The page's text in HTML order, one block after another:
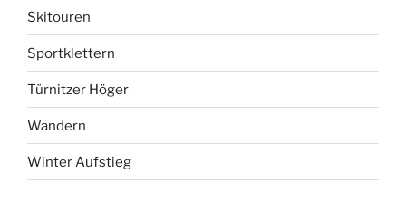
Skitouren
Sportklettern
Türnitzer Höger
Wandern
Winter Aufstieg